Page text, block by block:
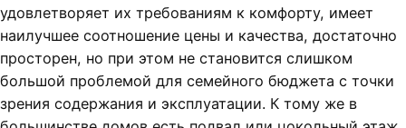
удовлетворяет их требованиям к комфорту, имеет
наилучшее соотношение цены и качества, достаточно
просторен, но при этом не становится слишком
большой проблемой для семейного бюджета с точки
зрения содержания и эксплуатации. К тому же в